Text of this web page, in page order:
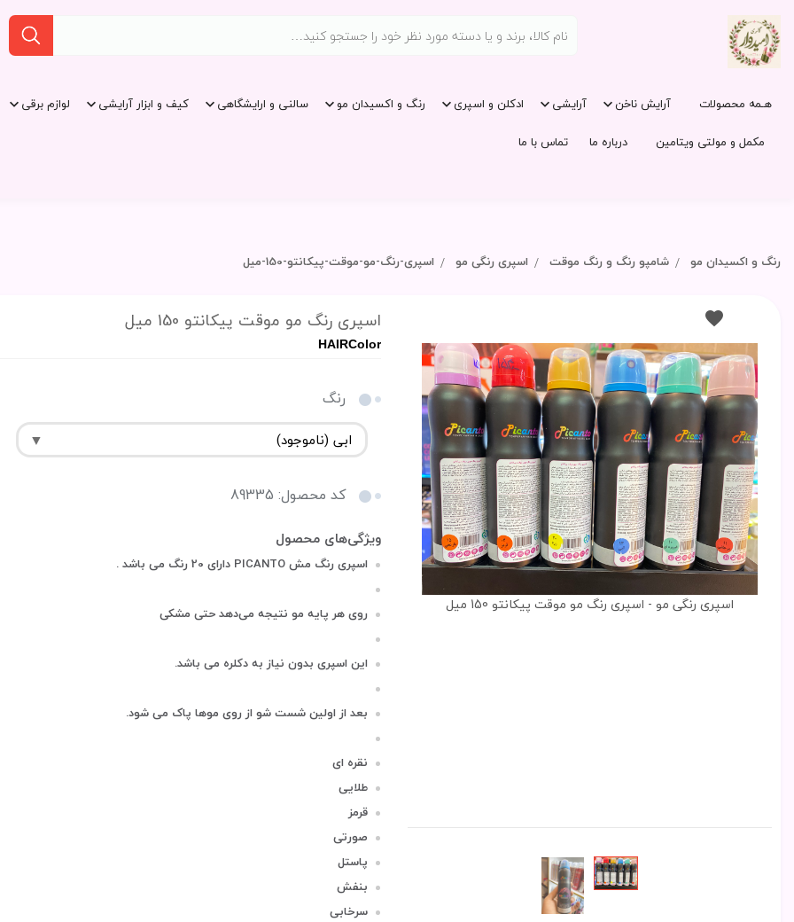
هـمه محصولات آرایش ناخن آرایشی ادکلن و اسپری رنگ و اکسیدان مو سالنی و ارایشگاهی کیف و ابزار آرایشی لوازم برقی
مکمل و مولتی ویتامین
درباره ما تماس با ما
رنگ و اکسیدان مو شامپو رنگ و رنگ موقت اسپری رنگی مو اسپری-رنگ-مو-موقت-پیکانتو-150-میل
اسپری رنگی مو - اسپری رنگ مو موقت پیکانتو 150 میل
اسپری رنگ مو موقت پیکانتو 150 میل
HAIRColor
رنگ
کد محصول: 89335
اسپری رنگ مش PICANTO دارای 20 رنگ می باشد .
روی هر پایه مو نتیجه می‌دهد حتی مشکی
این‌ اسپری بدون نیاز به دکلره می باشد.
بعد از اولین شست شو از روی موها پاک می شود.
نقره ای
طلایی
قرمز
صورتی
پاستل
بنفش
سرخابی